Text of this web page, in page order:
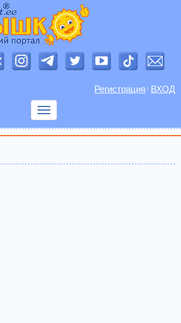
Регистрация / ВХОД
Показать